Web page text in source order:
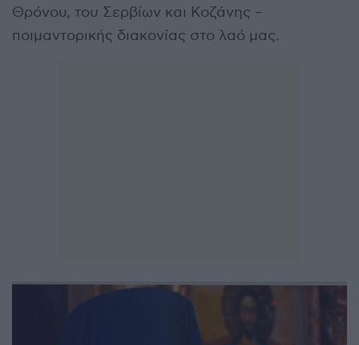
Θρόνου, του Σερβίων και Κοζάνης –
ποιμαντορικής διακονίας στο λαό μας.